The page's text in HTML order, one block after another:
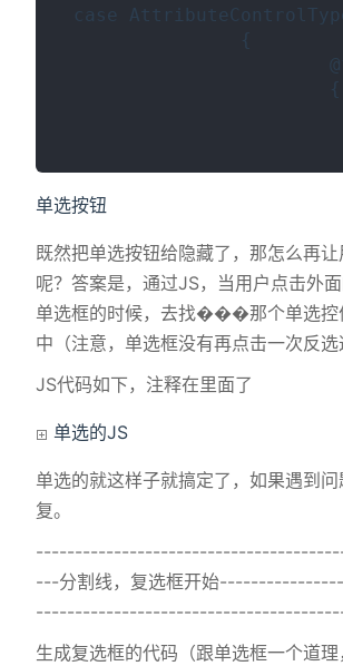
case
{
@foreach (var
{
单选按钮
既然把单选按钮给隐藏了，那怎么再
呢？答案是，通过JS，当用户点击外
单选框的时候，去找���那个单选控
中（注意，单选框没有再点击一次反选
JS代码如下，注释在里面了
单选的JS
单选的就这样子就搞定了，如果遇到
复。
---分割线，复选框开始
生成复选框的代码（跟单选框一个道